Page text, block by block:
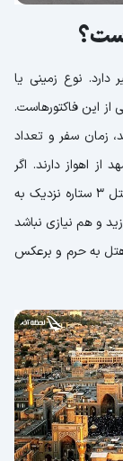
نوع زمینی یا
از این فاکتورهاست.
زمان سفر و تعداد
اهواز دارند. اگر
می‌خواهید سفری اقتصادی داشته باشید، باید یک هتل 3 ستاره نزدیک به
و هم نیازی نباشد
به حرم و برعکس